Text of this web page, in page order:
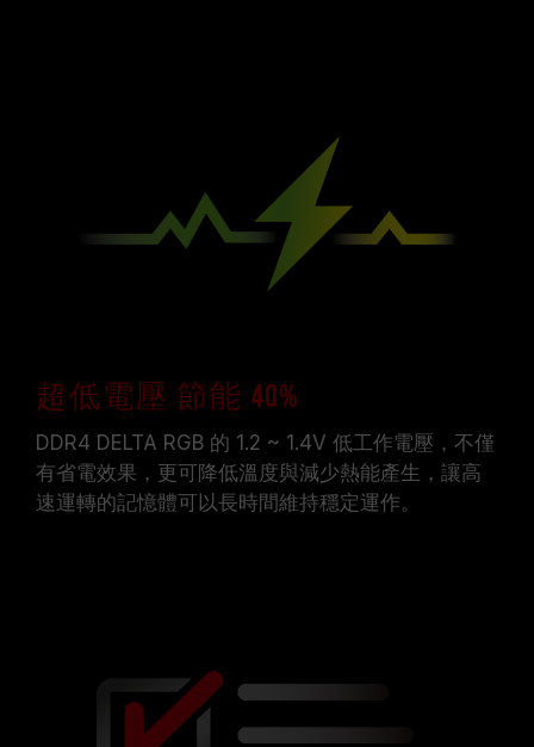
超低電壓 節能 40%
DDR4 DELTA RGB 的 1.2 ~ 1.4V 低工作電壓，不僅
有省電效果，更可降低溫度與減少熱能產生，讓高
速運轉的記憶體可以長時間維持穩定運作。